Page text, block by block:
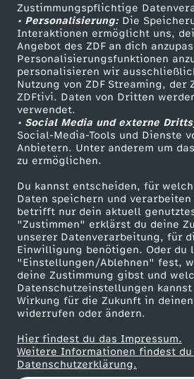
Zustimmungspflichtige
• Personalisierung:Die
Interaktionen ermöglicht uns,
Angebot des ZDF an dich
Personalisierungsfunktionen
personalisieren wir
Nutzung von ZDF Streaming, der
ZDFtivi. Daten von Dritten
verwendet.
• Social Media und externe
Social-Media-Tools und Dienste
Anbietern. Unter anderem um
zu ermöglichen.
Du kannst entscheiden, für
Daten speichern und
betrifft nur dein aktuell
"Zustimmen" erklärst du deine
unserer Datenverarbeitung, für
Einwilligung benötigen. Oder du
"Einstellungen/Ablehnen" fest,
deine Zustimmung gibst und
Datenschutzeinstellungen
Wirkung für die Zukunft in
widerrufen oder ändern.
Hier findest du das Impressum.
Weitere Informationen findest
Datenschutzerklärung.
i
e
P
i
r
a
t
e
n
s
i
Livestreams
Sendungen A-Z
TV-Programm
Hilfe
ZDF Unternehmen
Karriere
ZDF goes Schule
Werbefernsehen
Mainzelmännchen
Partner